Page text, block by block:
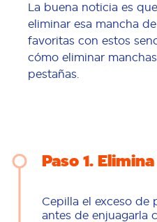
La buena noticia es
eliminar esa mancha
favoritas con estos
cómo eliminar
pestañas.
Paso 1
Cepilla el exceso
antes de enjuagarla